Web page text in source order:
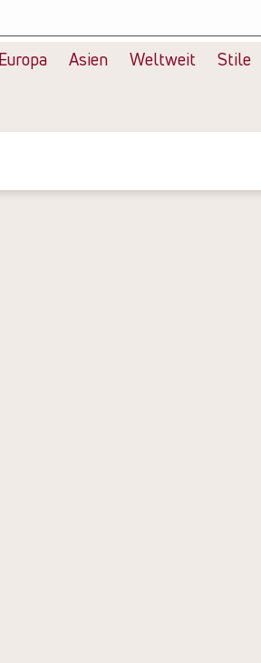
Europa Asien Weltweit Stile